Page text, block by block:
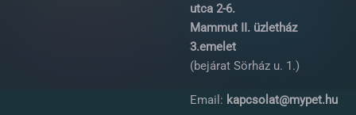
utca 2-6.
Mammut II. üzletház
3.emelet
(bejárat Sörház u. 1.)
Email: kapcsolat@mypet.hu